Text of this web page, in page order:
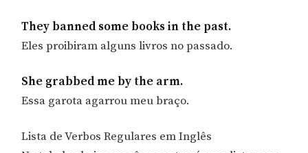
They banned some books in the past.
Eles proibiram alguns livros no passado.
She grabbed me by the arm.
Essa garota agarrou meu braço.
Lista de Verbos Regulares em Inglês